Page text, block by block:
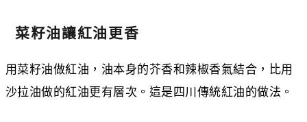
菜籽油讓紅油更香
用菜籽油做紅油，油本身的芥香和辣椒香氣結合，比用
沙拉油做的紅油更有層次。這是四川傳統紅油的做法。